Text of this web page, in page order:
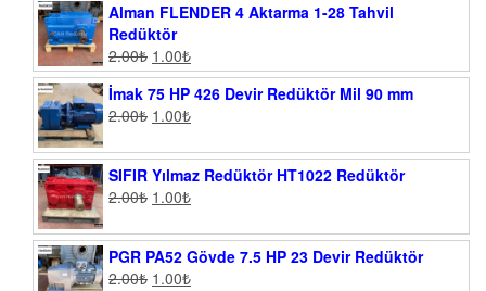
Alman FLENDER 4 Aktarma 1-28 Tahvil
Redüktör
2.00₺ 1.00₺
İmak 75 HP 426 Devir Redüktör Mil 90 mm
2.00₺ 1.00₺
SIFIR Yılmaz Redüktör HT1022 Redüktör
2.00₺ 1.00₺
PGR PA52 Gövde 7.5 HP 23 Devir Redüktör
2.00₺ 1.00₺